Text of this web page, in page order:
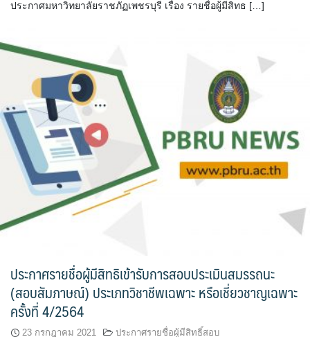
ประกาศมหาวิทยาลัยราชภัฏเพชรบุรี เรื่อง รายชื่อผู้มีสิทธ […]
ประกาศรายชื่อผู้มีสิทธิเข้ารับการสอบประเมินสมรรถนะ
(สอบสัมภาษณ์) ประเภทวิชาชีพเฉพาะ หรือเชี่ยวชาญเฉพาะ
ครั้งที่ 4/2564
23 กรกฎาคม 2021 ประกาศรายชื่อผู้มีสิทธิ์สอบ